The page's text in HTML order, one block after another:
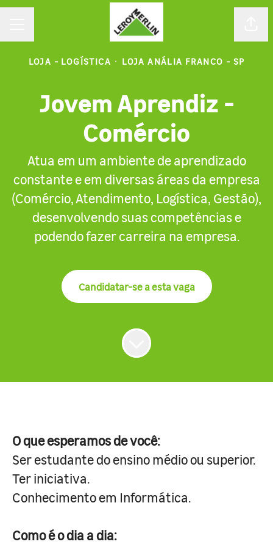
LOJA - LOGÍSTICA · LOJA ANÁLIA FRANCO - SP
Jovem Aprendiz -
Comércio
Atua em um ambiente de aprendizado
constante e em diversas áreas da empresa
(Comércio, Atendimento, Logística, Gestão),
desenvolvendo suas competências e
podendo fazer carreira na empresa.
Candidatar-se a esta vaga
O que esperamos de você:
Ser estudante do ensino médio ou superior.
Ter iniciativa.
Conhecimento em Informática.
Como é o dia a dia: